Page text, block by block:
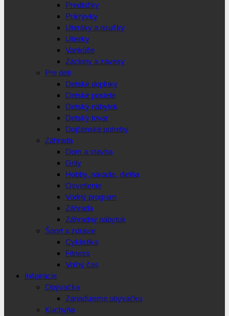
Predložky
Prikrývky
Uteráky a osušky
Utierky
Vankúše
Záclony a závesy
Pre deti
Detské doplnky
Detské postele
Detský nábytok
Detský tovar
Dojčenské potreby
Záhrada
Dom a stavba
Grily
Hobby, náradie, dielňa
Osvetlenie
Vodný program
Záhrada
Záhradný nábytok
Šport a zdravie
Cyklistika
Fitness
Voľný čas
Inšpirácie
Obývačka
Zariaďujeme obývačku
Kuchyňa